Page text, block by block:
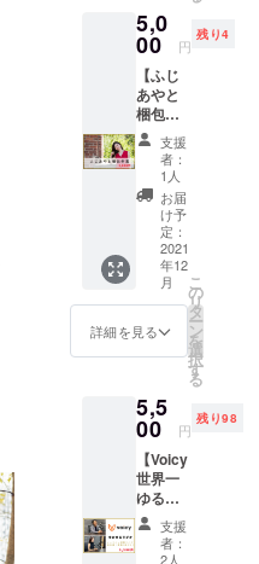
しんだ
り、お
散歩を
して軽
く体を
動か
し、森
林浴を
した
り・・
・。リ
ラック
スしな
がら今
の自分
をみつ
め、み
んなで
楽しく
り合い
なが
ら、理
想の未
来を描
きま
しょ
う！ セ
ルフ
書
「ファ
ンは少
ないほ
うが稼
げま
す」１
冊。 ・
ふじあ
や直筆
サイン
入り。
お名前
入り。
を国内
配送に
限りお
冊】 ・
初著書
「ファ
ンは少
ないほ
うが稼
げま
す」１
冊。 ・
ふじあ
や直筆
サイン
入り。
・夢を
叶える
思考整
理術
円相
当）。
使い方
解説動
画付
き。 ＊
ふじあ
やが夢
5,0
00 円
残り4
【ふじ
あやと
梱包作
業＆サ
イン入
り書
籍】
クラウ
ドファ
ンディ
ングの
リター
ン梱包
作業を
お手伝
いして
る方向
けのリ
ターン
になり
ます。
ふじあ
やのお
手伝い
をしな
支援
者：
1人
お届
け予
定：
2021
年12
月
詳細を見る
こ
の
リ
タ
ー
ン
を
選
択
す
る
5,5
00 円
残り98
【Voicy
世界一
ゆる〜
い幸せ
の帝王
学オン
支援
者：
2人